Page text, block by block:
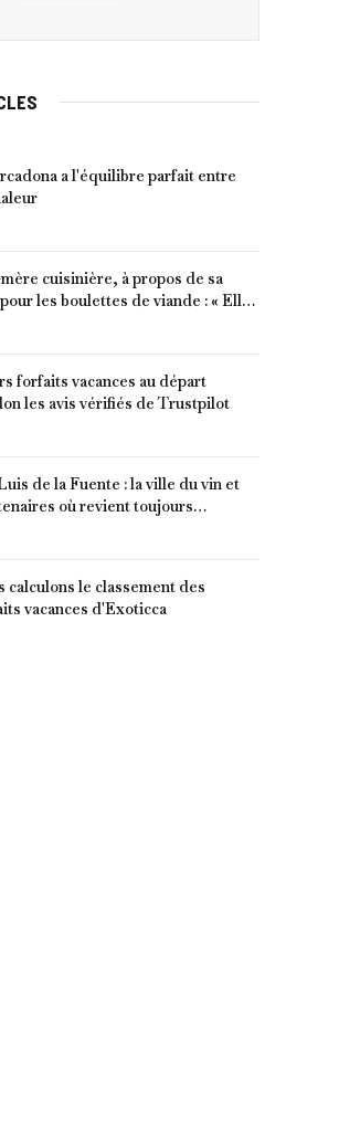
a l'équilibre parfait entre
cuisinière, à propos de sa
les boulettes de viande : « Elle
de curcuma, du poivre, une
forfaits vacances au départ
les avis vérifiés de Trustpilot
de la Fuente : la ville du vin et
où revient toujours
calculons le classement des
vacances d'Exoticca